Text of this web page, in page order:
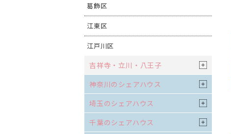
葛飾区
江東区
江戸川区
吉祥寺・立川・八王子
神奈川のシェアハウス
埼玉のシェアハウス
千葉のシェアハウス